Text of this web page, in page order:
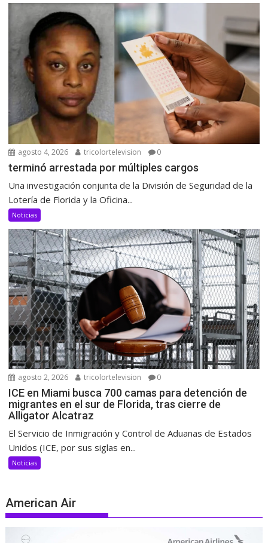
agosto 4, 2026 tricolortelevision 0
terminó arrestada por múltiples cargos
Una investigación conjunta de la División de Seguridad de la
Lotería de Florida y la Oficina...
Noticias
agosto 2, 2026 tricolortelevision 0
ICE en Miami busca 700 camas para detención de
migrantes en el sur de Florida, tras cierre de
Alligator Alcatraz
El Servicio de Inmigración y Control de Aduanas de Estados
Unidos (ICE, por sus siglas en...
Noticias
American Air